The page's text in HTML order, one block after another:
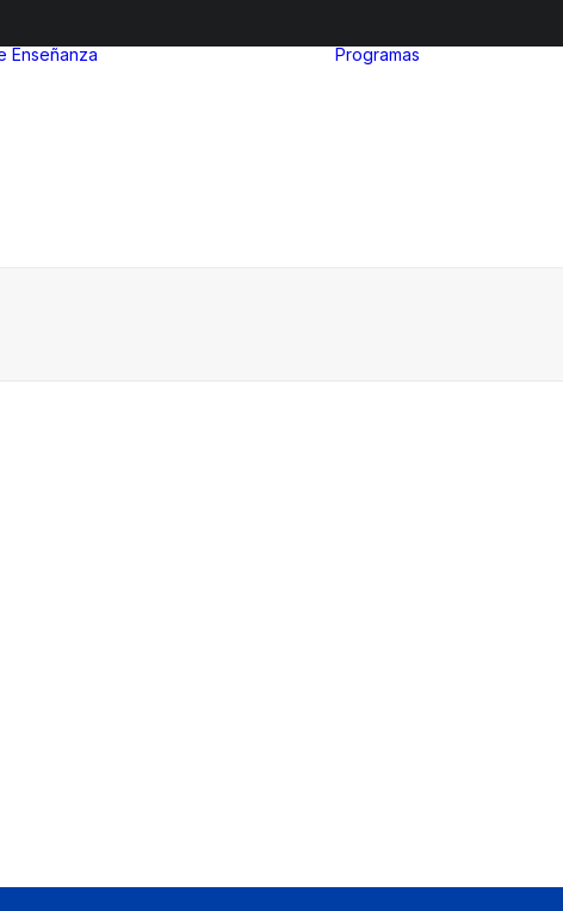
Enseñanza Programas